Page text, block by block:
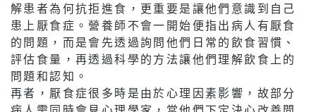
解患者為何抗拒進食，更重要是讓他們意識到自己
患上厭食症。營養師不會一開始便指出病人有厭食
的問題，而是會先透過詢問他們日常的飲食習慣、
評估食量，再透過科學的方法讓他們理解飲食上的
問題和認知。
再者，厭食症很多時是由於心理因素影響，故部分
病人需同時會見心理學家，當他們下定決心改善問